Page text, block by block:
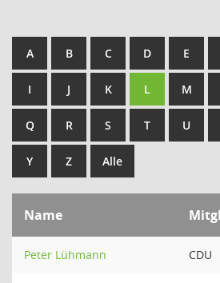
A B C D E
I J K L M
Q R S T U
Y Z Alle
Name
Peter Lühmann CDU